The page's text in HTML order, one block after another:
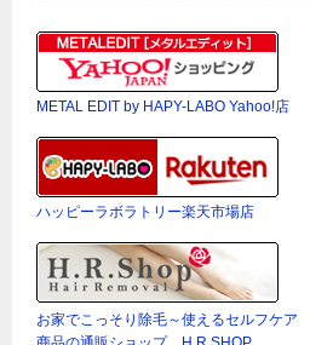
METAL EDIT by HAPY-LABO Yahoo!店
ハッピーラボラトリー楽天市場店
お家でこっそり除毛～使えるセルフケア